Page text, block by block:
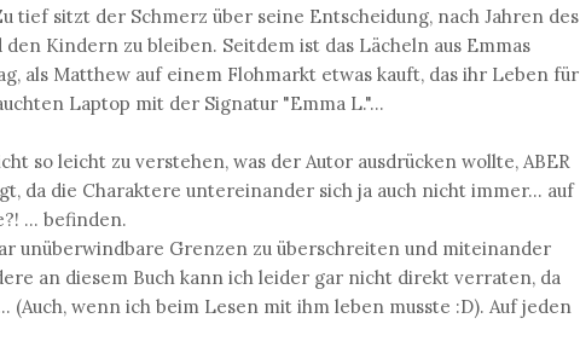
tief sitzt der Schmerz über seine Entscheidung, nach Jahren des
Kindern zu bleiben. Seitdem ist das Lächeln aus Emmas
als Matthew auf einem Flohmarkt etwas kauft, das ihr Leben für
Laptop mit der Signatur "Emma L."...
so leicht zu verstehen, was der Autor ausdrücken wollte, ABER
da die Charaktere untereinander sich ja auch nicht immer... auf
... befinden.
unüberwindbare Grenzen zu überschreiten und miteinander
an diesem Buch kann ich leider gar nicht direkt verraten, da
(Auch, wenn ich beim Lesen mit ihm leben musste :D). Auf jeden